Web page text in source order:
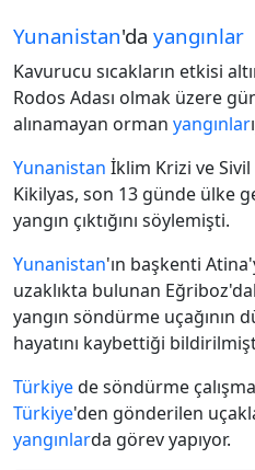
Yunanistan'da yangınlar
Kavurucu sıcakların etkisi
Rodos Adası olmak üzere
alınamayan orman yangınlar
Yunanistan İklim Krizi ve
Kikilyas, son 13 günde ülke
yangın çıktığını söylemişti.
Yunanistan'ın başkenti
uzaklıkta bulunan
yangın söndürme uçağının
hayatını kaybettiği
Türkiyede söndürme
Türkiye'den gönderilen
yangınlarda görev yapıyor.